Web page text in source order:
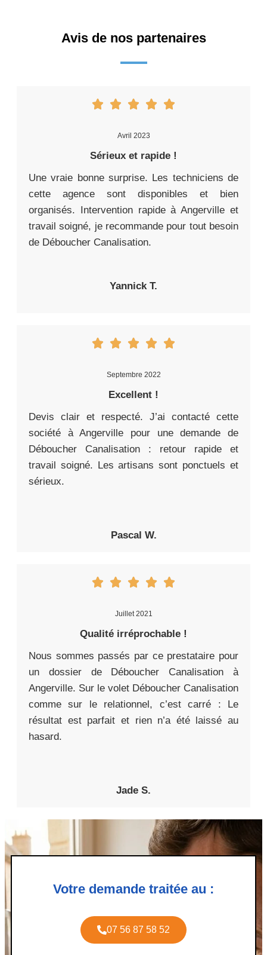
Avis de nos partenaires
Avril 2023
Sérieux et rapide !
Une vraie bonne surprise. Les techniciens de
cette agence sont disponibles et bien
organisés. Intervention rapide à Angerville et
travail soigné, je recommande pour tout besoin
de Déboucher Canalisation.
Yannick T.
Septembre 2022
Excellent !
Devis clair et respecté. J’ai contacté cette
société à Angerville pour une demande de
Déboucher Canalisation : retour rapide et
travail soigné. Les artisans sont ponctuels et
sérieux.
Pascal W.
Juillet 2021
Qualité irréprochable !
Nous sommes passés par ce prestataire pour
un dossier de Déboucher Canalisation à
Angerville. Sur le volet Déboucher Canalisation
comme sur le relationnel, c’est carré : Le
résultat est parfait et rien n’a été laissé au
hasard.
Jade S.
Votre demande traitée au :
07 56 87 58 52